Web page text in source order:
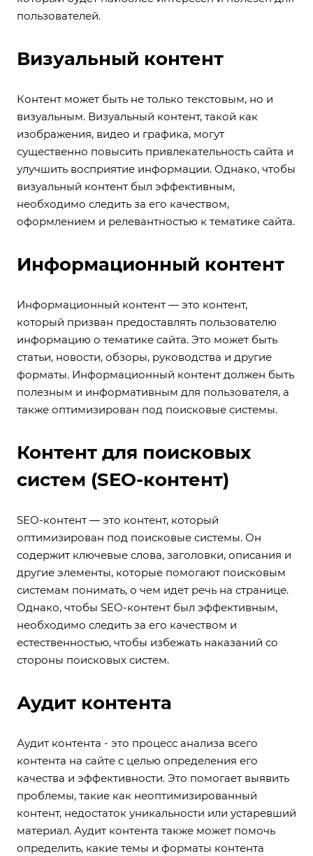
пользователей.
Визуальный контент
Контент может быть не только текстовым, но и
визуальным. Визуальный контент, такой как
изображения, видео и графика, могут
существенно повысить привлекательность сайта и
улучшить восприятие информации. Однако, чтобы
визуальный контент был эффективным,
необходимо следить за его качеством,
оформлением и релевантностью к тематике сайта.
Информационный контент
Информационный контент — это контент,
который призван предоставлять пользователю
информацию о тематике сайта. Это может быть
статьи, новости, обзоры, руководства и другие
форматы. Информационный контент должен быть
полезным и информативным для пользователя, а
также оптимизирован под поисковые системы.
Контент для поисковых
систем (SEO-контент)
SEO-контент — это контент, который
оптимизирован под поисковые системы. Он
содержит ключевые слова, заголовки, описания и
другие элементы, которые помогают поисковым
системам понимать, о чем идет речь на странице.
Однако, чтобы SEO-контент был эффективным,
необходимо следить за его качеством и
естественностью, чтобы избежать наказаний со
стороны поисковых систем.
Аудит контента
Аудит контента - это процесс анализа всего
контента на сайте с целью определения его
качества и эффективности. Это помогает выявить
проблемы, такие как неоптимизированный
контент, недостаток уникальности или устаревший
материал. Аудит контента также может помочь
определить, какие темы и форматы контента